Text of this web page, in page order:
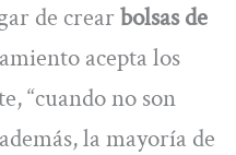
de crearbolsas de
acepta los
“cuando no son
la mayoría de